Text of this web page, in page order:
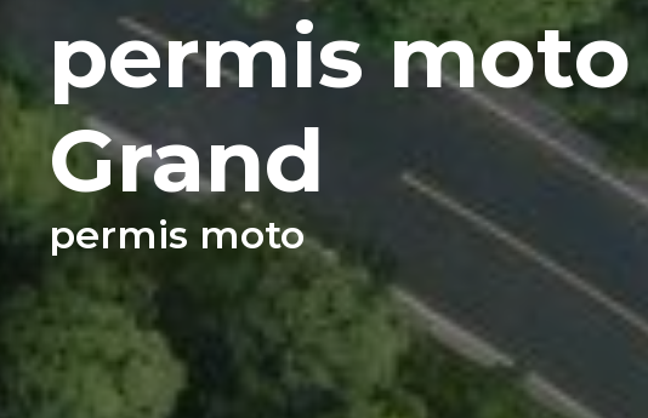
permis
Grand
permis moto